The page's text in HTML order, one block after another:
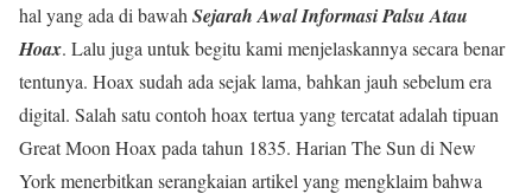
hal yang ada di bawah Sejarah Awal Informasi Palsu Atau
Hoax. Lalu juga untuk begitu kami menjelaskannya secara benar
tentunya. Hoax sudah ada sejak lama, bahkan jauh sebelum era
digital. Salah satu contoh hoax tertua yang tercatat adalah tipuan
Great Moon Hoax pada tahun 1835. Harian The Sun di New
York menerbitkan serangkaian artikel yang mengklaim bahwa